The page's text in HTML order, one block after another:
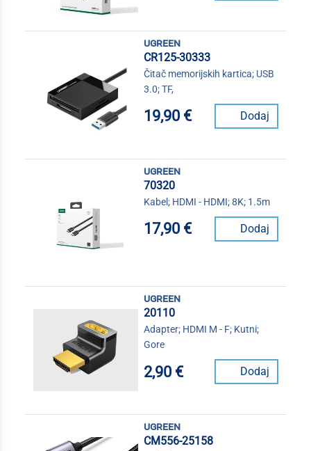
ugreen
CR125-30333
Čitač memorijskih kartica; USB
3.0; TF,
19,90 € Dodaj
ugreen
70320
Kabel; HDMI - HDMI; 8K; 1.5m
17,90 € Dodaj
ugreen
20110
Adapter; HDMI M - F; Kutni;
Gore
2,90 € Dodaj
ugreen
CM556-25158